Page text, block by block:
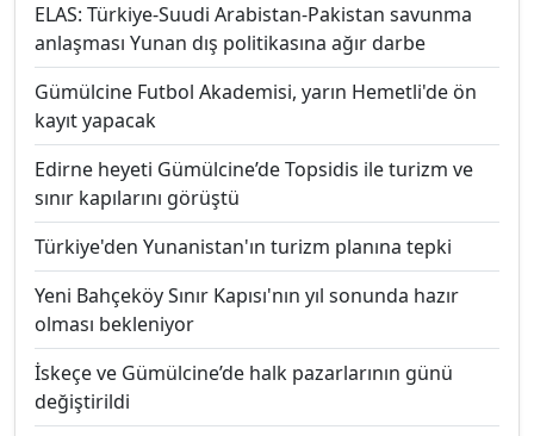
ELAS: Türkiye-Suudi Arabistan-Pakistan savunma
anlaşması Yunan dış politikasına ağır darbe
Gümülcine Futbol Akademisi, yarın Hemetli'de ön
kayıt yapacak
Edirne heyeti Gümülcine’de Topsidis ile turizm ve
sınır kapılarını görüştü
Türkiye'den Yunanistan'ın turizm planına tepki
Yeni Bahçeköy Sınır Kapısı'nın yıl sonunda hazır
olması bekleniyor
İskeçe ve Gümülcine’de halk pazarlarının günü
değiştirildi